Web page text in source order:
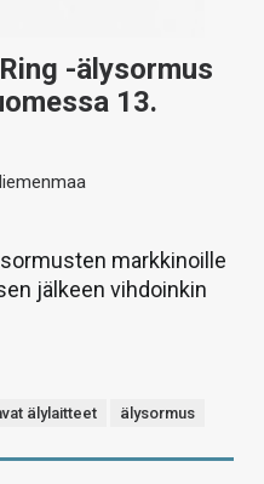
-älysormus
13.
markkinoille
jälkeen vihdoinkin
älylaitteet älysormus